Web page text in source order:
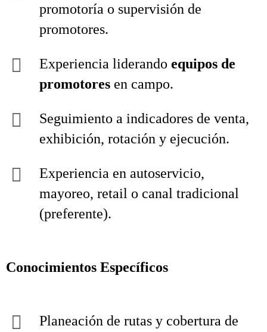
promotoría o supervisión de
promotores.
Experiencia liderando equipos de
promotores en campo.
Seguimiento a indicadores de venta,
exhibición, rotación y ejecución.
Experiencia en autoservicio,
mayoreo, retail o canal tradicional
(preferente).
Conocimientos Específicos
Planeación de rutas y cobertura de